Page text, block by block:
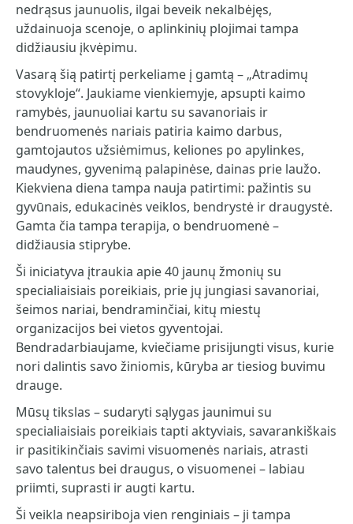
nedrąsus jaunuolis, ilgai beveik nekalbėjęs,
uždainuoja scenoje, o aplinkinių plojimai tampa
didžiausiu įkvėpimu.
Vasarą šią patirtį perkeliame į gamtą – „Atradimų
stovykloje“. Jaukiame vienkiemyje, apsupti kaimo
ramybės, jaunuoliai kartu su savanoriais ir
bendruomenės nariais patiria kaimo darbus,
gamtojautos užsiėmimus, keliones po apylinkes,
maudynes, gyvenimą palapinėse, dainas prie laužo.
Kiekviena diena tampa nauja patirtimi: pažintis su
gyvūnais, edukacinės veiklos, bendrystė ir draugystė.
Gamta čia tampa terapija, o bendruomenė –
didžiausia stiprybe.
Ši iniciatyva įtraukia apie 40 jaunų žmonių su
specialiaisiais poreikiais, prie jų jungiasi savanoriai,
šeimos nariai, bendraminčiai, kitų miestų
organizacijos bei vietos gyventojai.
Bendradarbiaujame, kviečiame prisijungti visus, kurie
nori dalintis savo žiniomis, kūryba ar tiesiog buvimu
drauge.
Mūsų tikslas – sudaryti sąlygas jaunimui su
specialiaisiais poreikiais tapti aktyviais, savarankiškais
ir pasitikinčiais savimi visuomenės nariais, atrasti
savo talentus bei draugus, o visuomenei – labiau
priimti, suprasti ir augti kartu.
Ši veikla neapsiriboja vien renginiais – ji tampa